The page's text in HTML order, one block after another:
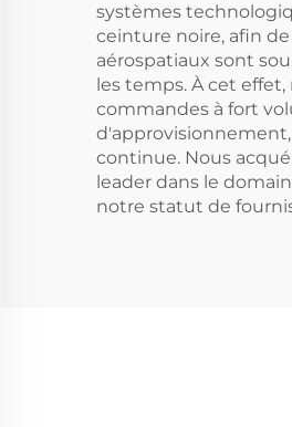
systèmes
ceinture noire, afin
aérospatiaux sont
les temps. À cet
commandes à fort
continue. Nous
leader dans le
notre statut de